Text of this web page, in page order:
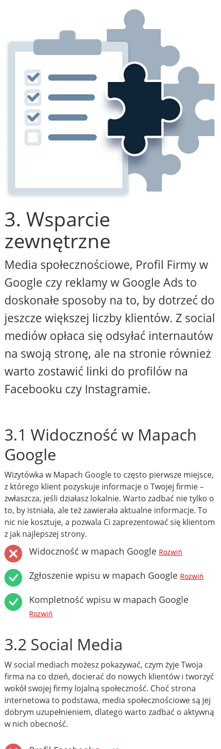
3. Wsparcie
zewnętrzne
Media społecznościowe, Profil Firmy w
Google czy reklamy w Google Ads to
doskonałe sposoby na to, by dotrzeć do
jeszcze większej liczby klientów. Z social
mediów opłaca się odsyłać internautów
na swoją stronę, ale na stronie również
warto zostawić linki do profilów na
Facebooku czy Instagramie.
3.1 Widoczność w Mapach
Google
Wizytówka w Mapach Google to często pierwsze miejsce,
z którego klient pozyskuje informacje o Twojej firmie –
zwłaszcza, jeśli działasz lokalnie. Warto zadbać nie tylko o
to, by istniała, ale też zawierała aktualne informacje. To
nic nie kosztuje, a pozwala Ci zaprezentować się klientom
z jak najlepszej strony.
Widoczność w mapach Google Rozwiń
Zgłoszenie wpisu w mapach Google Rozwiń
Kompletność wpisu w mapach Google
Rozwiń
3.2 Social Media
W social mediach możesz pokazywać, czym żyje Twoja
firma na co dzień, docierać do nowych klientów i tworzyć
wokół swojej firmy lojalną społeczność. Choć strona
internetowa to podstawa, media społecznościowe są jej
dobrym uzupełnieniem, dlatego warto zadbać o aktywną
w nich obecność.